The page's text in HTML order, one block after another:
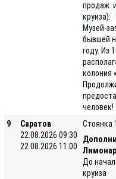
продаж
круиза):
Музей-
бывшей
году. Из
колония
человек!
9
Саратов
22.08.2026 09:30
22.08.2026 11:00
Стоянка 1
До
круиза